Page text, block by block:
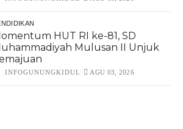
HUT RI ke-81, SD
Mulusan II Unjuk
INFOGUNUNGKIDUL AGU 03, 2026